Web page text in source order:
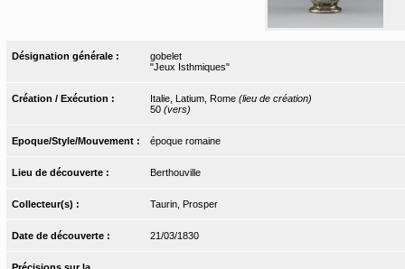
Désignation générale :
gobelet
"Jeux Isthmiques"
Création / Exécution : Italie, Latium, Rome (lieu de création)
50 (vers)
Epoque/Style/Mouvement : époque romaine
Lieu de découverte : Berthouville
Collecteur(s) : Taurin, Prosper
Date de découverte : 21/03/1830